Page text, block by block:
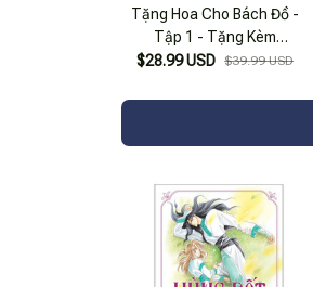
Tặng Hoa Cho Bách Đồ -
Tập 1 - Tặng Kèm
Bookmark
$28.99 USD $39.99 USD